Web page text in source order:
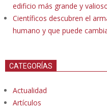
edificio más grande y
Científicos descubren el
humano y que puede
CATEGORÍAS
Actualidad
Artículos